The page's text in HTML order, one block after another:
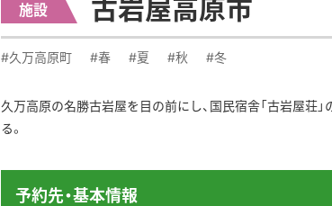
施設 古岩屋高原市
#久万高原町 #春 #夏 #秋 #冬
久万高原の名勝古岩屋を目の前にし、国民宿舎「古岩屋荘
る。
予約先・基本情報